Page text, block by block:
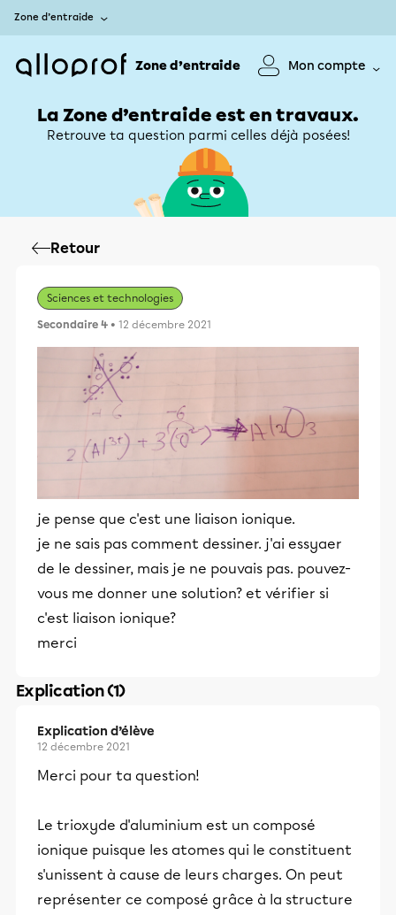
Zone d’entraide
Zone d’entraide Mon compte
La Zone d’entraide est en travaux.
Retrouve ta question parmi celles déjà posées!
Retour
Sciences et technologies
Secondaire 4 • 12 décembre 2021
je pense que c'est une liaison ionique.
je ne sais pas comment dessiner. j'ai essyaer
de le dessiner, mais je ne pouvais pas. pouvez-
vous me donner une solution? et vérifier si
c'est liaison ionique?
merci
Explication (1)
Explication d’élève
12 décembre 2021
Merci pour ta question!
Le trioxyde d'aluminium est un composé
ionique puisque les atomes qui le constituent
s'unissent à cause de leurs charges. On peut
représenter ce composé grâce à la structure